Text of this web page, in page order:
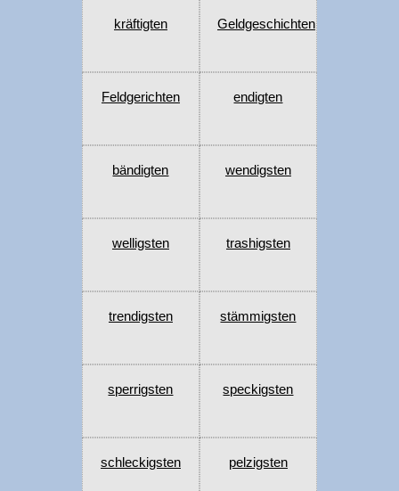
kräftigten Geldgeschichten
Feldgerichten endigten
bändigten wendigsten
welligsten trashigsten
trendigsten stämmigsten
sperrigsten speckigsten
schleckigsten pelzigsten